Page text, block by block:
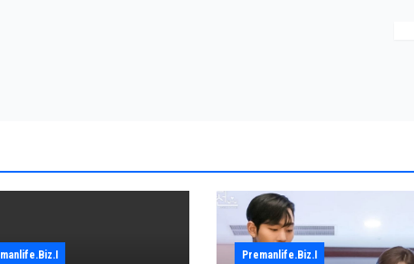
Premanlife.biz.i